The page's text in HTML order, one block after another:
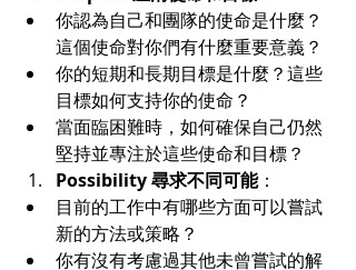
你認為自己和團隊的使命是什麼？
這個使命對你們有什麼重要意義？
你的短期和長期目標是什麼？這些
目標如何支持你的使命？
當面臨困難時，如何確保自己仍然
堅持並專注於這些使命和目標？
Possibility 尋求不同可能：
目前的工作中有哪些方面可以嘗試
新的方法或策略？
你有沒有考慮過其他未曾嘗試的解